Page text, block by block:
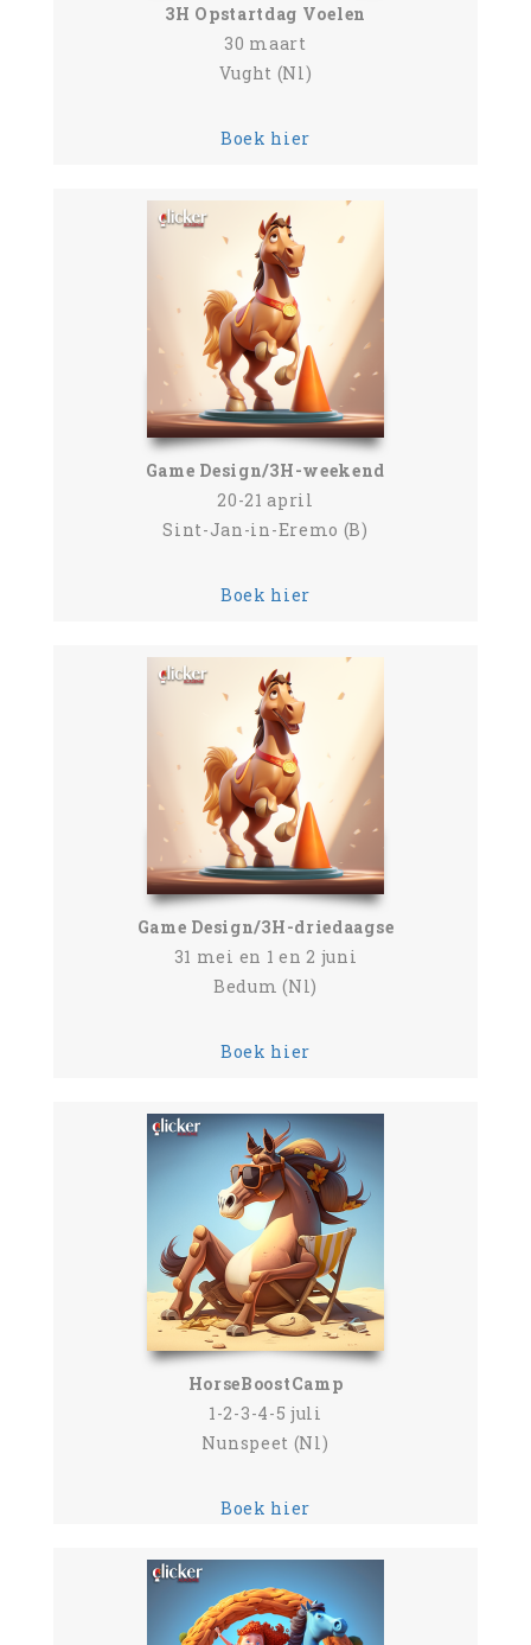
3H Opstartdag Voelen
30 maart
Vught (Nl)
Boek hier
Game Design/3H-weekend
20-21 april
Sint-Jan-in-Eremo (B)
Boek hier
Game Design/3H-driedaagse
31 mei en 1 en 2 juni
Bedum (Nl)
Boek hier
HorseBoostCamp
1-2-3-4-5 juli
Nunspeet (Nl)
Boek hier